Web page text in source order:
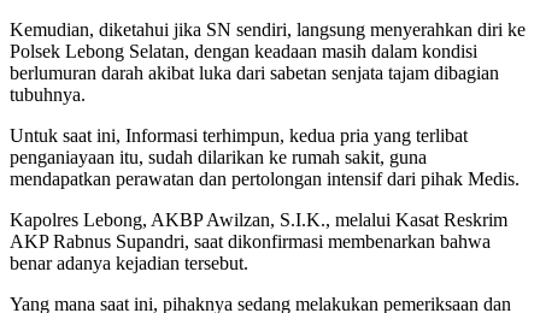
Kemudian, diketahui jika SN sendiri, langsung menyerahkan diri ke
Polsek Lebong Selatan, dengan keadaan masih dalam kondisi
berlumuran darah akibat luka dari sabetan senjata tajam dibagian
tubuhnya.
Untuk saat ini, Informasi terhimpun, kedua pria yang terlibat
penganiayaan itu, sudah dilarikan ke rumah sakit, guna
mendapatkan perawatan dan pertolongan intensif dari pihak Medis.
Kapolres Lebong, AKBP Awilzan, S.I.K., melalui Kasat Reskrim
AKP Rabnus Supandri, saat dikonfirmasi membenarkan bahwa
benar adanya kejadian tersebut.
Yang mana saat ini, pihaknya sedang melakukan pemeriksaan dan